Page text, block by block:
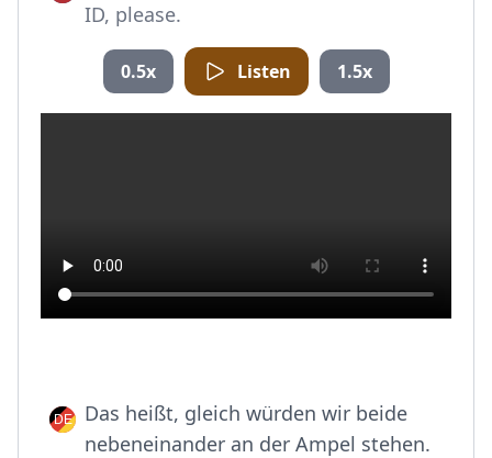
ID, please.
0.5x Listen 1.5x
Das heißt, gleich würden wir beide
nebeneinander an der Ampel stehen.